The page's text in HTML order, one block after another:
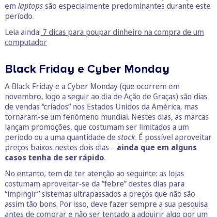
em laptopssão especialmente predominantes durante este
período.
Leia ainda: 7 dicas para poupar dinheiro na compra de um
computador
Black Friday e Cyber Monday
A Black Friday e a Cyber Monday (que ocorrem em
novembro, logo a seguir ao dia de Ação de Graças) são dias
de vendas “criados” nos Estados Unidos da América, mas
tornaram-se um fenómeno mundial. Nestes dias, as marcas
lançam promoções, que costumam ser limitados a um
período ou a uma quantidade de stock. É possível aproveitar
preços baixos nestes dois dias – ainda que em alguns
casos tenha de ser rápido.
No entanto, tem de ter atenção ao seguinte: as lojas
costumam aproveitar-se da “febre” destes dias para
“impingir” sistemas ultrapassados a preços que não são
assim tão bons. Por isso, deve fazer sempre a sua pesquisa
antes de comprar e não ser tentado a adquirir algo por um